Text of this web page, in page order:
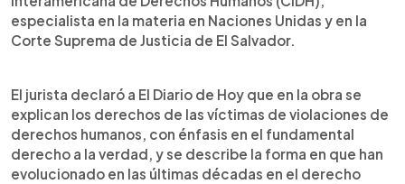
especialista en la materia en Naciones Unidas y en la
Corte Suprema de Justicia de El Salvador.
El jurista declaró a El Diario de Hoy que en la obra se
explican los derechos de las víctimas de violaciones de
derechos humanos, con énfasis en el fundamental
derecho a la verdad, y se describe la forma en que han
evolucionado en las últimas décadas en el derecho